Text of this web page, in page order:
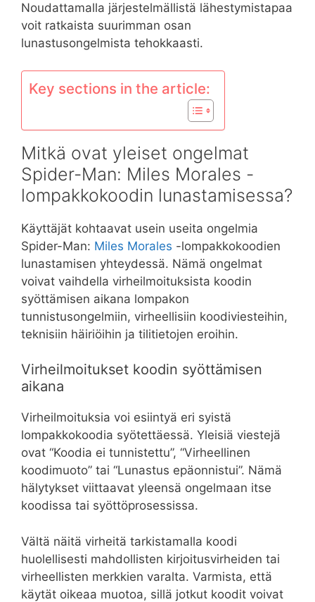
Noudattamalla järjestelmällistä lähestymistapaa
voit ratkaista suurimman osan
lunastusongelmista tehokkaasti.
Key sections in the article:
Mitkä ovat yleiset ongelmat
Spider-Man: Miles Morales -
lompakkokoodin lunastamisessa?
Käyttäjät kohtaavat usein useita ongelmia
Spider-Man: Miles Morales -lompakkokoodien
lunastamisen yhteydessä. Nämä ongelmat
voivat vaihdella virheilmoituksista koodin
syöttämisen aikana lompakon
tunnistusongelmiin, virheellisiin koodiviesteihin,
teknisiin häiriöihin ja tilitietojen eroihin.
Virheilmoitukset koodin syöttämisen
aikana
Virheilmoituksia voi esiintyä eri syistä
lompakkokoodia syötettäessä. Yleisiä viestejä
ovat “Koodia ei tunnistettu”, “Virheellinen
koodimuoto” tai “Lunastus epäonnistui”. Nämä
hälytykset viittaavat yleensä ongelmaan itse
koodissa tai syöttöprosessissa.
Vältä näitä virheitä tarkistamalla koodi
huolellisesti mahdollisten kirjoitusvirheiden tai
virheellisten merkkien varalta. Varmista, että
käytät oikeaa muotoa, sillä jotkut koodit voivat